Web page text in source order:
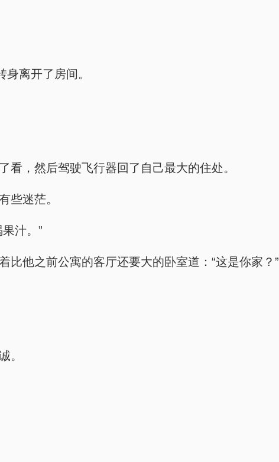
离开了房间。
，然后驾驶飞行器回了自己最大的住处。
些迷茫。
汁。”
他之前公寓的客厅还要大的卧室道：“这是你家？”
。